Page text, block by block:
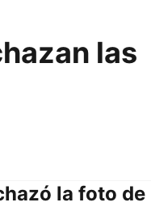
las
la foto de